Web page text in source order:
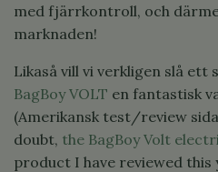
med fjärrkontroll, och
marknaden!
Likaså vill vi verkligen slå ett
BagBoy VOLT en fantastisk
(Amerikansk test/review
doubt, the BagBoy Volt
product I have reviewed